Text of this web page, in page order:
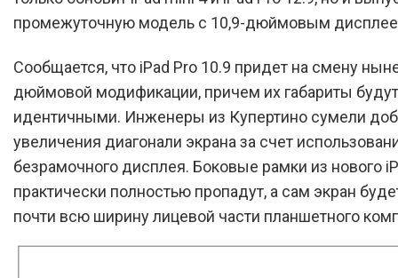
промежуточную модель с 10,9-дюймовым
Сообщается, что iPad Pro 10.9 придет на смену
дюймовой модификации, причем их габариты
идентичными. Инженеры из Купертино сумели
увеличения диагонали экрана за счет
безрамочного дисплея. Боковые рамки из нового
практически полностью пропадут, а сам экран
почти всю ширину лицевой части планшетного